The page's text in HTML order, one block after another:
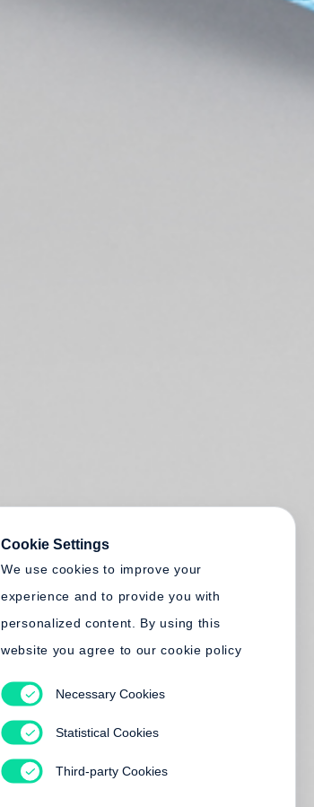
Cookie Settings
We use cookies to improve your
experience and to provide you with
personalized content. By using this
website you agree to our cookie policy
Necessary Cookies
Statistical Cookies
Third-party Cookies